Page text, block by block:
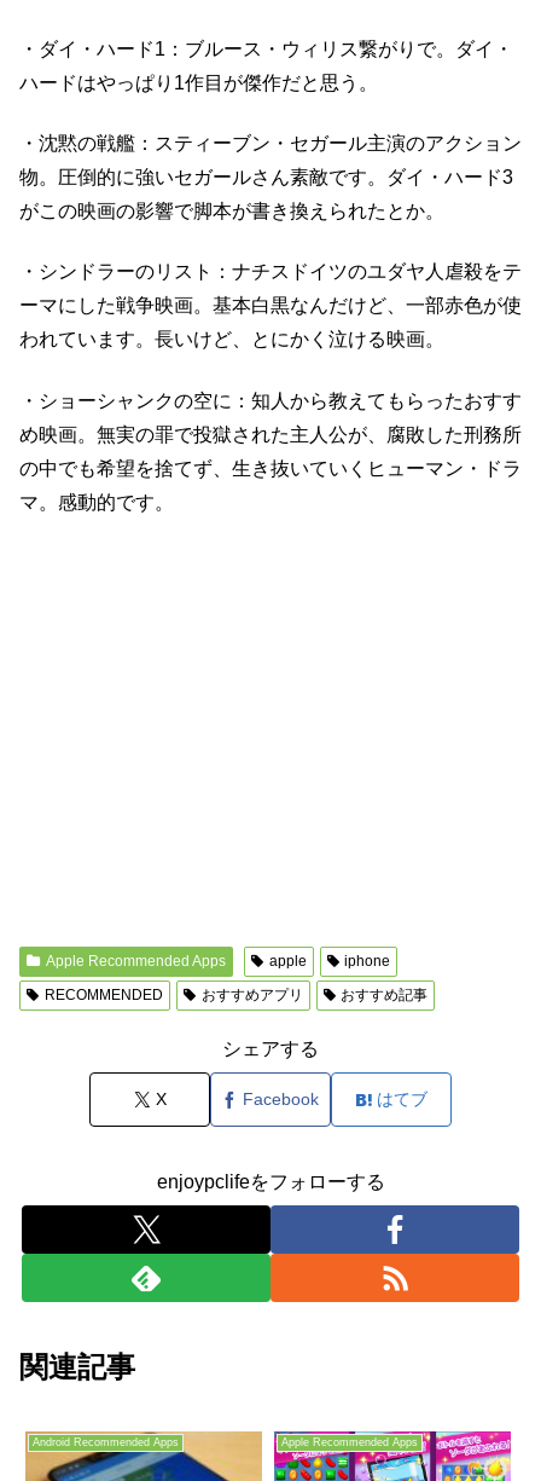
・ダイ・ハード1：ブルース・ウィリス繋がりで。ダイ・
ハードはやっぱり1作目が傑作だと思う。
・沈黙の戦艦：スティーブン・セガール主演のアクション
物。圧倒的に強いセガールさん素敵です。ダイ・ハード3
がこの映画の影響で脚本が書き換えられたとか。
・シンドラーのリスト：ナチスドイツのユダヤ人虐殺をテ
ーマにした戦争映画。基本白黒なんだけど、一部赤色が使
われています。長いけど、とにかく泣ける映画。
・ ショーシャンクの空に：知人から教えてもらったおすす
め映画。無実の罪で投獄された主人公が、腐敗した刑務所
の中でも希望を捨てず、生き抜いていくヒューマン・ドラ
マ。感動的です。
Apple Recommended Apps apple
iphone
RECOMMENDED
おすすめアプリ おすすめ記事
シェアする
X Facebook はてブ
enjoypclifeをフォローする
関連記事
Android Recommended Apps Apple Recommended Apps